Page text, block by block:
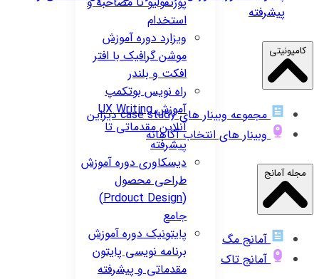
استخدام
ویزارددوره آموزش
موشن گرافیک با افتر
افکت و بلندر
راه نویسبوتکمپ
آموزش UX Writing
آنلاین مقدماتی تا
پیشرفته
دیسکاوریدوره آموزش
طراحی محصول
(Prdouct Design)
جامع
پایتونیکدوره آموزش
برنامه نویسی پایتون
مقدماتی و پیشرفته
پیشرفته
کامیونیتی
مجموعه وبینار های case study دیزاین
وبینار های انتخاب آگاهانه
مجله آمانج
آمانج مگ
آمانج تاک